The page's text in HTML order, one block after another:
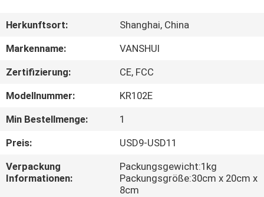
VIDEOS
UNS
WERKSBESICHTIGUNG
QUALITÄTSKONTROLLE
Herkunftsort:
Shanghai, China
Markenname:
VANSHUI
Zertifizierung:
CE, FCC
Modellnummer:
KR102E
Min Bestellmenge:
1
Preis:
USD9-USD11
Verpackung
Informationen:
Packungsgewicht:1kg
Packungsgröße:30cm x 20cm x
8cm